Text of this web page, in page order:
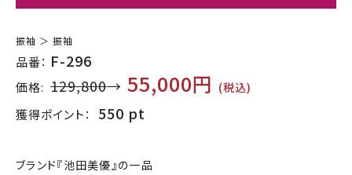
振袖 ＞ 振袖
品番： F-296
価格: 129,800→ 55,000円 (税込)
獲得ポイント： 550 pt
ブランド『池田美優』の一品